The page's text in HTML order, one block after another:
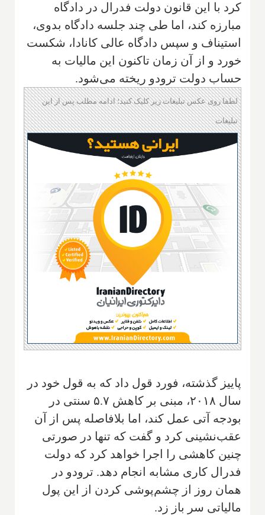
کرد با این قانون دولت فدرال در دادگاه
مبارزه کند، اما طی چند جلسه دادگاه بدوی،
استیناف و سپس دادگاه عالی کانادا، شکست
خورد و از آن زمان تاکنون این مالیات به
حساب دولت ترودو ریخته می‌شود.
لطفا روی عکس تبلیغات زیر کلیک کنید؛ ادامه مطلب پس از این
تبلیغات
پاییز گذشته، فورد قول داد که به قول خود در
سال ۲۰۱۸، مبنی بر کاهش ۵.۷ سنتی در
بودجه آتی عمل کند، اما بلافاصله پس از آن
عقب‌نشینی کرد و گفت که تنها در صورتی
چنین کاهشی را اجرا خواهد کرد که دولت
فدرال کاری مشابه انجام دهد. ترودو در
همان روز از چشم‌پوشی کردن از این پول
مالیاتی سر باز زد.